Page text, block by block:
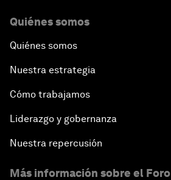
Quiénes somos
Quiénes somos
Nuestra estrategia
Cómo trabajamos
Liderazgo y gobernanza
Nuestra repercusión
Más información sobre el Foro